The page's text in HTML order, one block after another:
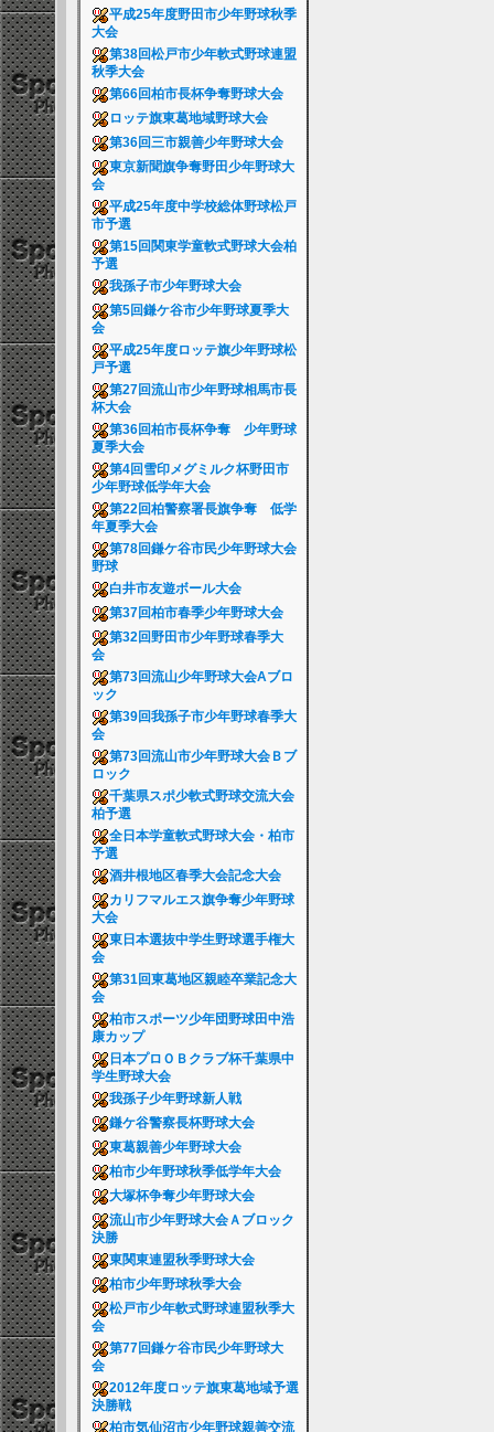
平成25年度野田市少年野球秋季
大会
第38回松戸市少年軟式野球連盟
秋季大会
第66回柏市長杯争奪野球大会
ロッテ旗東葛地域野球大会
第36回三市親善少年野球大会
東京新聞旗争奪野田少年野球大
会
平成25年度中学校総体野球松戸
市予選
第15回関東学童軟式野球大会柏
予選
我孫子市少年野球大会
第5回鎌ケ谷市少年野球夏季大
会
平成25年度ロッテ旗少年野球松
戸予選
第27回流山市少年野球相馬市長
杯大会
第36回柏市長杯争奪 少年野球
夏季大会
第4回雪印メグミルク杯野田市
少年野球低学年大会
第22回柏警察署長旗争奪 低学
年夏季大会
第78回鎌ケ谷市民少年野球大会
野球
白井市友遊ボール大会
第37回柏市春季少年野球大会
第32回野田市少年野球春季大
会
第73回流山少年野球大会Aブロ
ック
第39回我孫子市少年野球春季大
会
第73回流山市少年野球大会Ｂブ
ロック
千葉県スポ少軟式野球交流大会
柏予選
全日本学童軟式野球大会・柏市
予選
酒井根地区春季大会記念大会
カリフマルエス旗争奪少年野球
大会
東日本選抜中学生野球選手権大
会
第31回東葛地区親睦卒業記念大
会
柏市スポーツ少年団野球田中浩
康カップ
日本プロＯＢクラブ杯千葉県中
学生野球大会
我孫子少年野球新人戦
鎌ケ谷警察長杯野球大会
東葛親善少年野球大会
柏市少年野球秋季低学年大会
大塚杯争奪少年野球大会
流山市少年野球大会Ａブロック
決勝
東関東連盟秋季野球大会
柏市少年野球秋季大会
松戸市少年軟式野球連盟秋季大
会
第77回鎌ケ谷市民少年野球大
会
2012年度ロッテ旗東葛地域予選
決勝戦
柏市気仙沼市少年野球親善交流